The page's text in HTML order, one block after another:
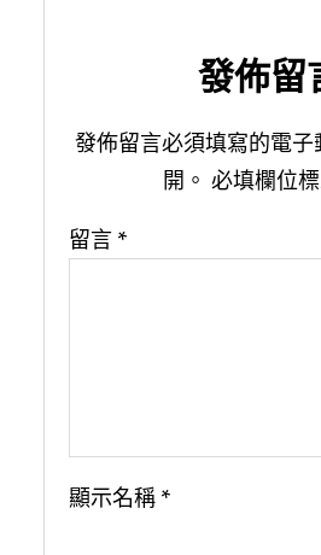
發佈留
發佈留言必須填寫的電
開。 必填欄位
留言 *
顯示名稱 *